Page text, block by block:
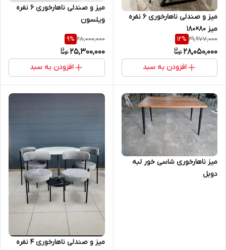
میز و صندلی ناهارخوری ۶ نفره
میز ۸۰×۱۸۰
31,977,000
12%
28,050,000
افزودن به سبد
میز و صندلی ناهارخوری 6 نفره
ویلسون
28,000,000
9%
25,300,000
افزودن به سبد
میز ناهارخوری شاسی خور لبه
دوبل
میز و صندلی ناهارخوری ۴ نفره